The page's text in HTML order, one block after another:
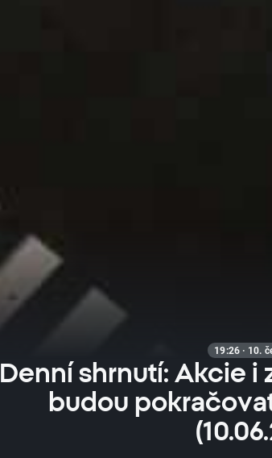
19:26 · 10.
Denní shrnutí: Akcie i
budou